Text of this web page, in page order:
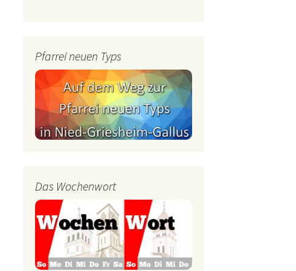
Tauffamilien
Luther-trifft-Franziskus
Unser Wochenwort
Pfarrei neuen Typs
Das Wochenwort